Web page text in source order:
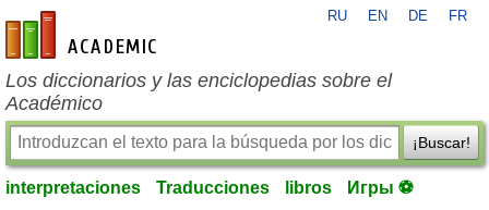
es-academic.com
RU EN DE FR
Los diccionarios y las enciclopedias sobre el
Académico
¡Buscar!
interpretaciones Traducciones libros Игры ⚽